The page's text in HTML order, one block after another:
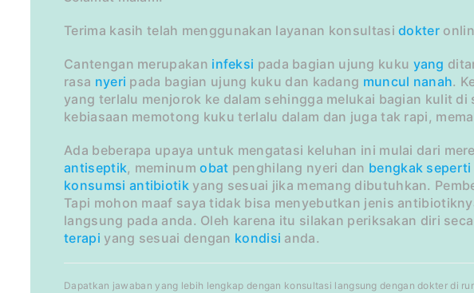
Terima kasih telah menggunakan layanan konsultasidokter
Cantengan merupakan infeksi pada bagian ujung kuku yang
rasa nyeri pada bagian ujung kuku dan kadang muncul nanah.
yang terlalu menjorok ke dalam sehingga melukai bagian kulit
kebiasaan memotong kuku terlalu dalam dan juga tak rapi,
Ada beberapa upaya untuk mengatasi keluhan ini mulai dari
antiseptik, meminumobat penghilang nyeri dan bengkak seperti
konsumsi antibiotikyang sesuai jika memang dibutuhkan.
Tapi mohon maaf saya tidak bisa menyebutkan jenis
langsung pada anda. Oleh karena itu silakan periksakan diri
terapi yang sesuai dengan kondisi anda.
Dapatkan jawaban yang lebih lengkap dengan konsultasi langsung dengan dokter di